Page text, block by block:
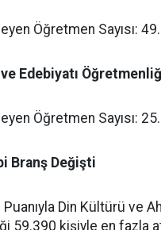
Öğretmen Sayısı:
Edebiyatı
Öğretmen Sayısı:
Branş Değişti
Din Kültürü ve
59.390 kişiyle en fazla